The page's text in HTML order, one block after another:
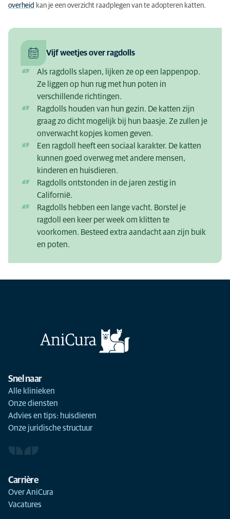
overheid kan je een overzicht raadplegen van te adopteren katten.
Vijf weetjes over ragdolls
Als ragdolls slapen, lijken ze op een lappenpop.
Ze liggen op hun rug met hun poten in
verschillende richtingen.
Ragdolls houden van hun gezin. De katten zijn
graag zo dicht mogelijk bij hun baasje. Ze zullen je
onverwacht kopjes komen geven.
Een ragdoll heeft een sociaal karakter. De katten
kunnen goed overweg met andere mensen,
kinderen en huisdieren.
Ragdolls ontstonden in de jaren zestig in
Californië.
Ragdolls hebben een lange vacht. Borstel je
ragdoll een keer per week om klitten te
voorkomen. Besteed extra aandacht aan zijn buik
en poten.
Snel naar
Alle klinieken
Onze diensten
Advies en tips: huisdieren
Onze juridische structuur
Carrière
Over AniCura
Vacatures